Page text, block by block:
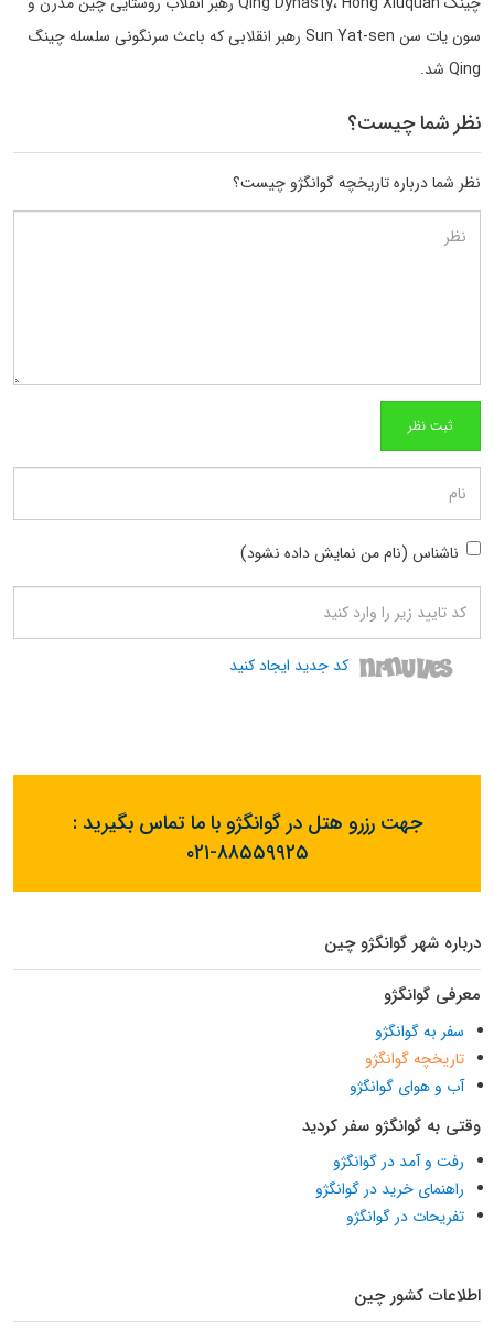
سون یات سن Sun Yat-sen رهبر انقلابی که باعث سرنگونی سلسله چینگ
Qing شد.
نظر شما چیست؟
نظر شما درباره تاریخچه گوانگژو چیست؟
ناشناس (نام من نمایش داده نشود)
کد جدید ایجاد کنید
جهت رزرو هتل در گوانگژو با ما تماس بگیرید :
۰۲۱-۸۸۵۵۹۹۲۵
درباره شهر گوانگژو چین
معرفی گوانگژو
سفر به گوانگژو
تاریخچه گوانگژو
آب و هوای گوانگژو
وقتی به گوانگژو سفر کردید
رفت و آمد در گوانگژو
راهنمای خرید در گوانگژو
تفریحات در گوانگژو
اطلاعات کشور چین